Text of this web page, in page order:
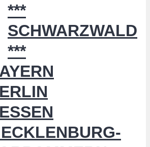
***
SCHWARZWALD
***